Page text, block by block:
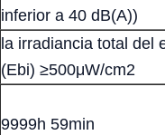
inferior a 40 dB(A))
la irradiancia total del
(Ebi) ≥500μW/cm2
9999h 59min